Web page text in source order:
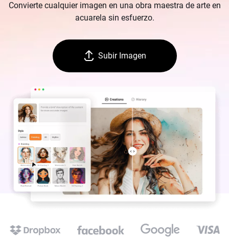
Convierte cualquier imagen en una obra maestra de arte en
acuarela sin esfuerzo.
Subir Imagen